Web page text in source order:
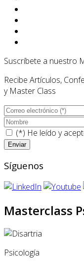
Suscríbete a nuestro
Recibe Artículos,
y Master Class
(*) He leído y
Síguenos
Masterclass
Psicología